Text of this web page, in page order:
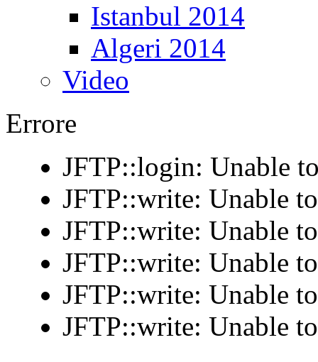
Istanbul 2014
Algeri 2014
Video
Errore
JFTP::login: Unable
JFTP::write: Unable
JFTP::write: Unable
JFTP::write: Unable
JFTP::write: Unable
JFTP::write: Unable